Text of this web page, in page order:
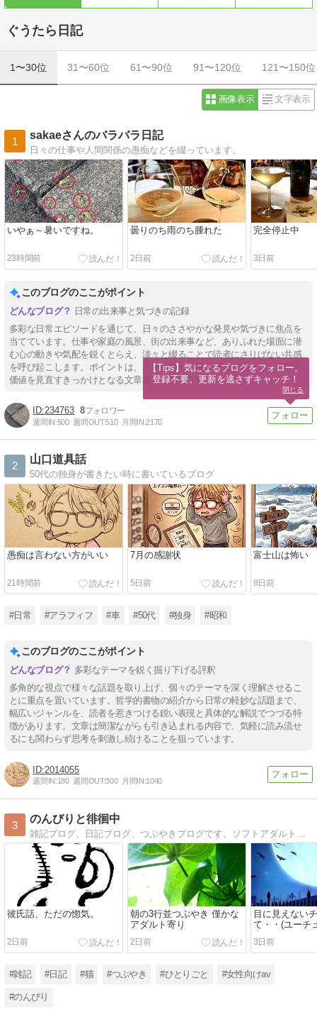
ぐうたら日記
1〜30位 31〜60位 61〜90位 91〜120位 121〜150位
画像表示 文字表示
1
sakaeさんのバラバラ日記
日々の仕事や人間関係の愚痴などを綴っています。
いやぁ～暑いですね。
23時間前
曇りのち雨のち腫れた
2日前
完全停止中
3日前
このブログのここがポイント
日常の出来事と気づきの記録
多彩な日常エピソードを通じて、日々のささやかな発見や気づきに焦点を
当てています。仕事や家庭の風景、街の出来事など、ありふれた場面に潜
む心の動きや気配を鋭くとらえ、淡々と綴ることで読者にさりげない共感
を呼び起こします。ポイントは、さり気なくも深い視点を活かし、日常の
価値を見直すきっかけとなる文章構成にあります。
234763 8
週間IN:500 週間OUT:510 月間IN:2170
2
山口道具話
50代の独身が書きたい時に書いているブログ
愚痴は言わない方がいい
21時間前
7月の感謝状
5日前
富士山は怖い
8日前
#日常 #アラフィフ #車 #50代 #独身 #昭和
このブログのここがポイント
多彩なテーマを鋭く掘り下げる評釈
多角的な視点で様々な話題を取り上げ、個々のテーマを深く理解させるこ
とに重点を置いています。哲学的書物の紹介から日常の軽妙な話題まで、
幅広いジャンルを、読者を惹きつける鋭い表現と具体的な解説でつづる特
徴があります。文章は簡潔ながらも引き込まれる内容で、気軽に読み流せ
るにも関わらず思考を刺激し続けることを狙っています。
2014055
週間IN:180 週間OUT:300 月間IN:1040
3
のんびりと徘徊中
彼氏話、ただの惚気。
2日前
朝の3行並つぶやき 僅かな
アダルト寄り
2日前
目に見えない
て・・(ユーチ
者をクールな
ら...)
3日前
#雑記 #日記 #猫 #つぶやき #ひとりごと #女性向けav
#のんびり
【Tips】気になるブログをフォロー。
登録不要。更新を逃さずキャッチ！
閉じる